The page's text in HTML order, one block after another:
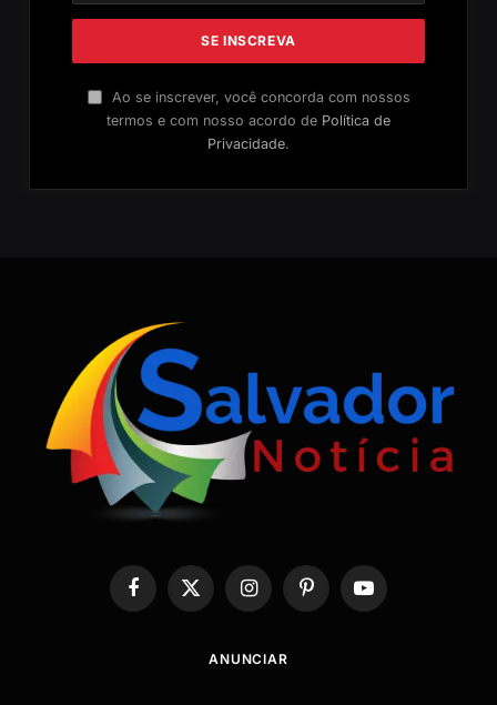
Ao se inscrever, você concorda com nossos
termos e com nosso acordo de Política de
Privacidade.
Facebook
X
(Twitter)
InstagramPinterestYouTube
ANUNCIAR